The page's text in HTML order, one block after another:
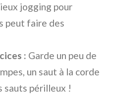
jogging pour
peut faire des
: Garde un peu de
un saut à la corde
sauts périlleux !